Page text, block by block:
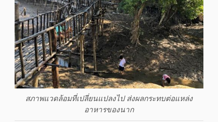
สภาพแวดล้อมที่เปลี่ยนแปลงไป ส่งผลกระทบต่อแหล่ง
อาหารของนาก